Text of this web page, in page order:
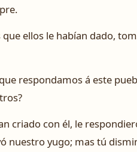
ellos le habían dado,
respondamos á este
criado con él, le
nuestro yugo; mas tú